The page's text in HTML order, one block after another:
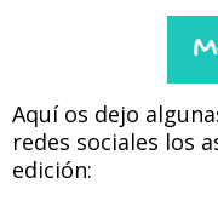
Aquí os dejo
redes sociales los
edición: